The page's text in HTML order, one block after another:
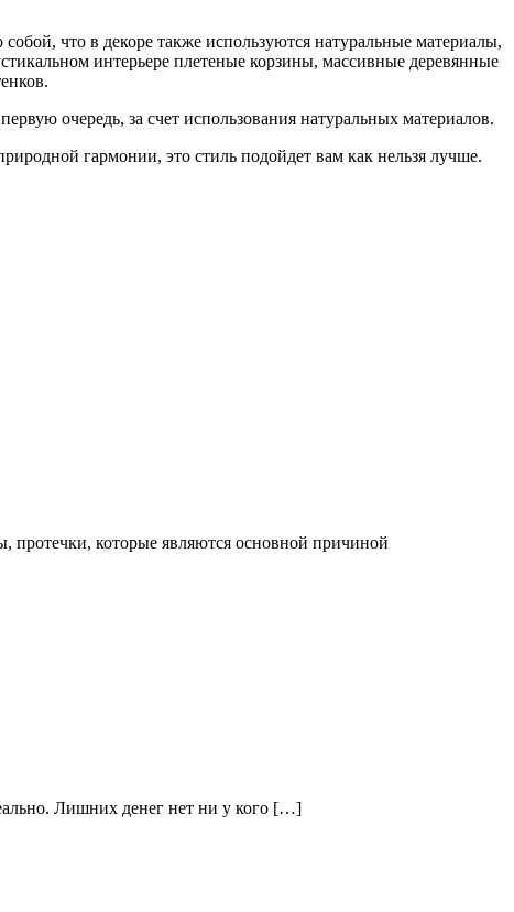
что в декоре также используются натуральные материалы,
интерьере плетеные корзины, массивные деревянные
очередь, за счет использования натуральных материалов.
гармонии, это стиль подойдет вам как нельзя лучше.
протечки, которые являются основной причиной
Лишних денег нет ни у кого […]